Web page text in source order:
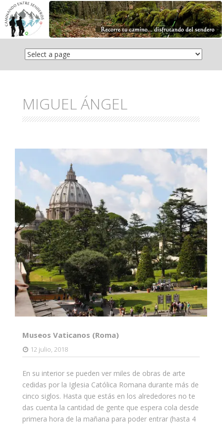
Saltar
contenido
MIGUEL ÁNGEL
Museos Vaticanos (Roma)
12 julio, 2018
En su interior se pueden ver miles de obras de arte
cedidas por la Iglesia Católica Romana durante más de
cinco siglos. Hasta que estás en los alrededores no te
das cuenta la cantidad de gente que espera cola desde
primera hora de la mañana para poder entrar (hasta 4